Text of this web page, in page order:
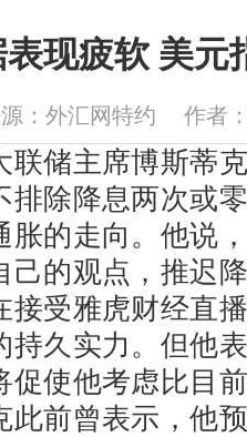
现疲软 美元
：外汇网特约 作者
储主席博斯蒂克
排除降息两次或
胀的走向。他说
己的观点，推迟
接受雅虎财经直
持久实力。但他
促使他考虑比目
此前曾表示，他